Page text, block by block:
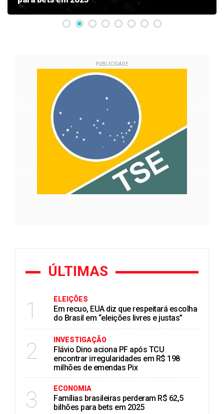
PUBLICIDADE
ÚLTIMAS
1 ELEIÇÕES
Em recuo, EUA diz que respeitará escolha
do Brasil em “eleições livres e justas”
2 INVESTIGAÇÃO
Flávio Dino aciona PF após TCU
encontrar irregularidades em R$ 198
milhões de emendas Pix
3 ECONOMIA
Famílias brasileiras perderam R$ 62,5
bilhões para bets em 2025